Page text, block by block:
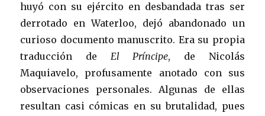
huyó con su ejército en desbandada tras ser
derrotado en Waterloo, dejó abandonado un
curioso documento manuscrito. Era su propia
traducción de El Príncipe, de Nicolás
Maquiavelo, profusamente anotado con sus
observaciones personales. Algunas de ellas
resultan casi cómicas en su brutalidad, pues